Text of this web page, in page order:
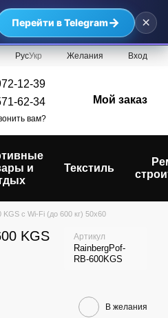
ценам — самые выгодные
Перейти в Telegram→ ×
РусУкр Желания Вход
12-39
62-34
вам?
Мой заказ
и
Текстиль
с Wi-Fi (до 600 кг) 50х60
KGS
Артикул
RainbergPof-
RB-600KGS
В желания